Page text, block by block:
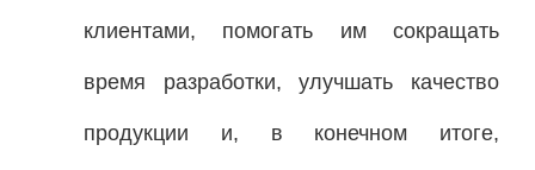
клиентами, помогать им сокращать
время разработки, улучшать качество
продукции и, в конечном итоге,